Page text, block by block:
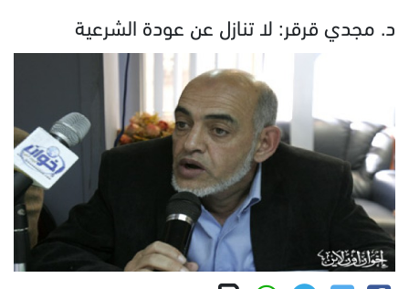
د. مجدي قرقر: لا تنازل عن عودة الشرعية